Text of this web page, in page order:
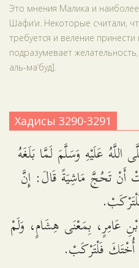
Это мнения Малика и
Шафи‘и. Некоторые считали,
требуется и веление
подразумевает
аль-ма‘буд].
Хадисы 3290-3291
عَلَيْهِ وَسَلَّمَ لَمَّا بَلَغَهُ
أَنْ تَحُجَّ مَاشِيَةً قَالَ: إِنَّ
عَامِرٍ، بِمَعْنَى هِشَامٍ، وَلَمْ
فَلْتَرْكَبْ.